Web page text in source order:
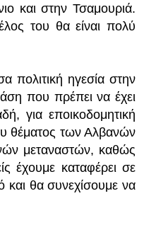
και στην Τσαμουριά.
του θα είναι πολύ
πολιτική ηγεσία στην
που πρέπει να έχει
για εποικοδομητική
θέματος των Αλβανών
μεταναστών, καθώς
έχουμε καταφέρει σε
και θα συνεχίσουμε να